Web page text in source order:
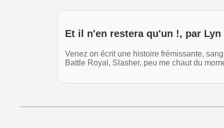
Et il n'en restera qu'un !, par Lyn
Venez on écrit une histoire frémissante,
Battle Royal, Slasher, peu me chaut du